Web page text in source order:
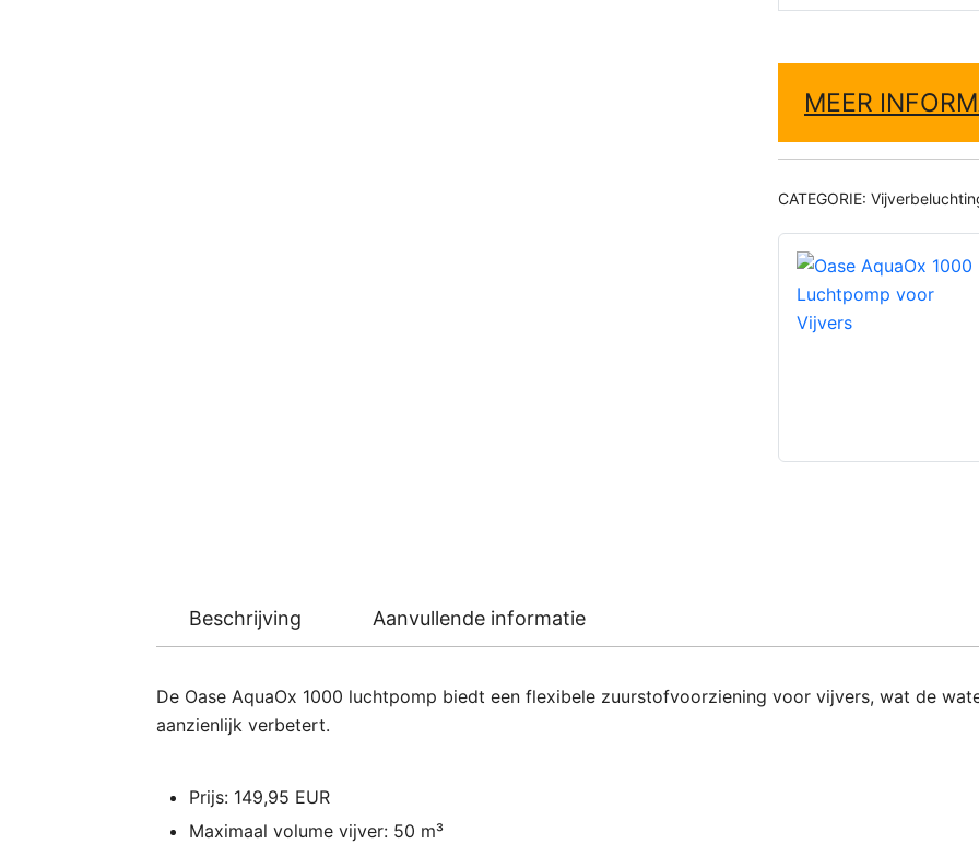
MEER
CATEGORIE:
Beschrijving Aanvullende informatie
De Oase AquaOx 1000 luchtpomp biedt een flexibele zuurstofvoorziening voor vijvers, wat de
aanzienlijk verbetert.
Prijs: 149,95 EUR
Maximaal volume vijver: 50 m³